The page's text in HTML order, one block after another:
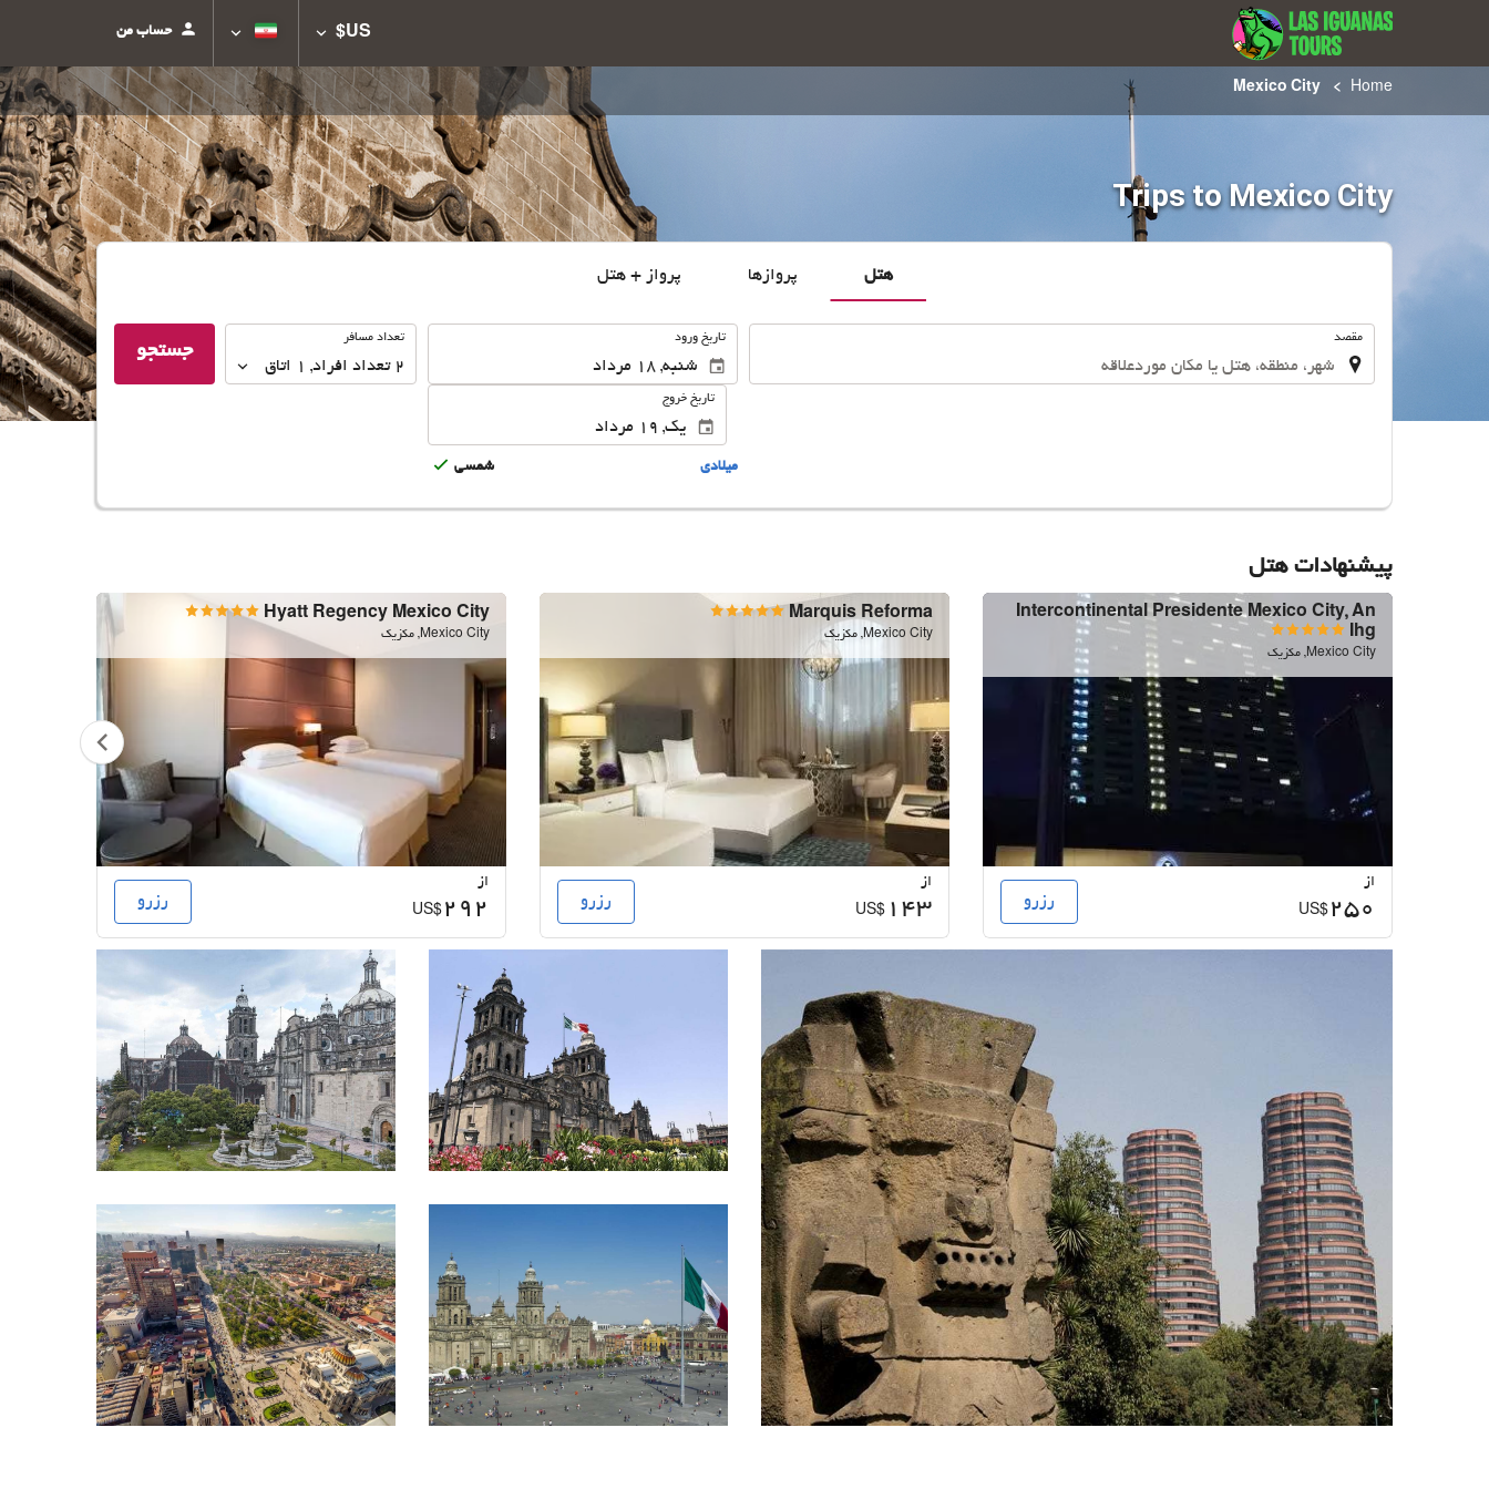
US$ حساب من
Home
Trips to Mexico City
هتل پروازها پرواز + هتل
مقصد تاریخ ورود
تاریخ خروج
ميلادى شمسى
تعداد
تعداد مسافر
2 تعداد افراد ,
1 اتاق
جستجو
پیشنهادات هتل
Intercontinental Presidente Mexico City, An
Ihg
Mexico City, مکزیک
از
US$ 250 رزرو
Marquis Reforma
Mexico City, مکزیک
از
US$ 143 رزرو
Hyatt Regency Mexico City
Mexico City, مکزیک
از
US$ 292 رزرو